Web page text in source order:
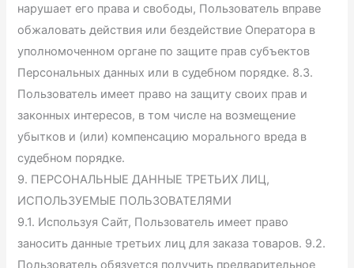
нарушает его права и свободы, Пользователь вправе
обжаловать действия или бездействие Оператора в
уполномоченном органе по защите прав субъектов
Персональных данных или в судебном порядке. 8.3.
Пользователь имеет право на защиту своих прав и
законных интересов, в том числе на возмещение
убытков и (или) компенсацию морального вреда в
судебном порядке.
9. ПЕРСОНАЛЬНЫЕ ДАННЫЕ ТРЕТЬИХ ЛИЦ,
ИСПОЛЬЗУЕМЫЕ ПОЛЬЗОВАТЕЛЯМИ
9.1. Используя Сайт, Пользователь имеет право
заносить данные третьих лиц для заказа товаров. 9.2.
Пользователь обязуется получить предварительное